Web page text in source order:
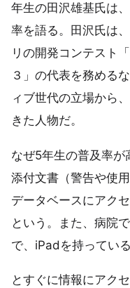
年生の田沢雄基氏は
率を語る。田沢氏は
リの開発コンテスト
３」の代表を務める
ィブ世代の立場から
きた人物だ。
なぜ5年生の普及率
添付文書（警告や使
データベースにアク
という。また、病院
で、iPadを持っている
とすぐに情報にアク